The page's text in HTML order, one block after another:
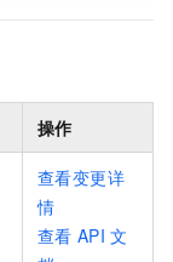
操作
查看变更详
情
查看 API 文